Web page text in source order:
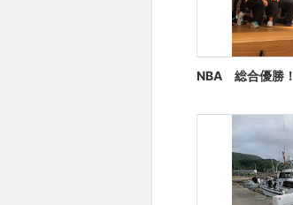
NBA 総合優勝！